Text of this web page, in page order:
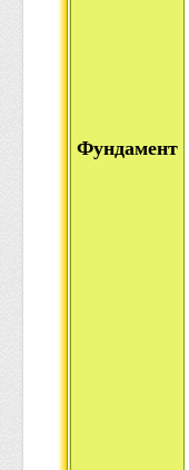
Фундамент